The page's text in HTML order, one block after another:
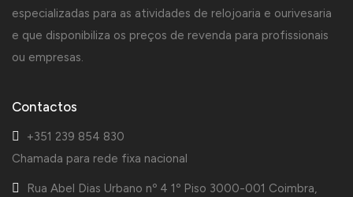
especializadas para as atividades de relojoaria e ourivesaria
e que disponibiliza os preços de revenda para profissionais
ou empresas.
Contactos
+351 239 854 830
Chamada para rede fixa nacional
Rua Abel Dias Urbano nº 4 1º Piso 3000-001 Coimbra,